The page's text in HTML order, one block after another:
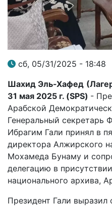
сб, 05/31/2025 - 18:48
Шахид Эль-Хафед
31 мая 2025 г. (SPS) -
Арабской
Генеральный
Ибрагим Гали принял в
директора Алжирского
Мохамеда Бунаму и
делегацию в
национального архива,
Президент Гали выразил